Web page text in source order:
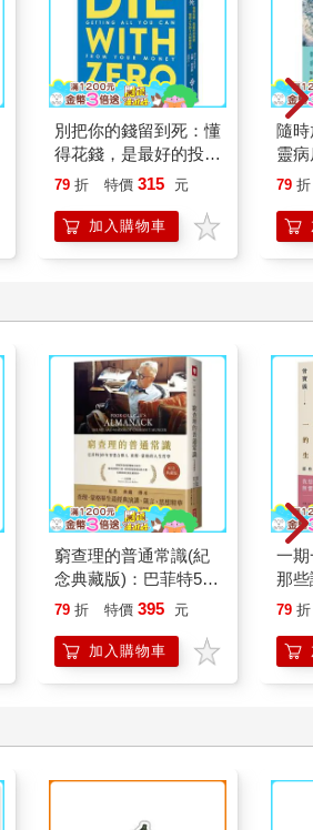
別把你的錢留到死：懂
得花錢，是最好的投資
—理想人生的9大財務
79 折 特價 315 元
加入購物車
隨
靈
分
79 折
窮查理的普通常識(紀
念典藏版)：巴菲特50
年智慧合夥人查理．蒙
79 折 特價 395 元
加入購物車
一
那
跨
79 折